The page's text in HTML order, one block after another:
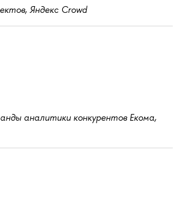
Яндекс Crowd
аналитики конкурентов Екома,